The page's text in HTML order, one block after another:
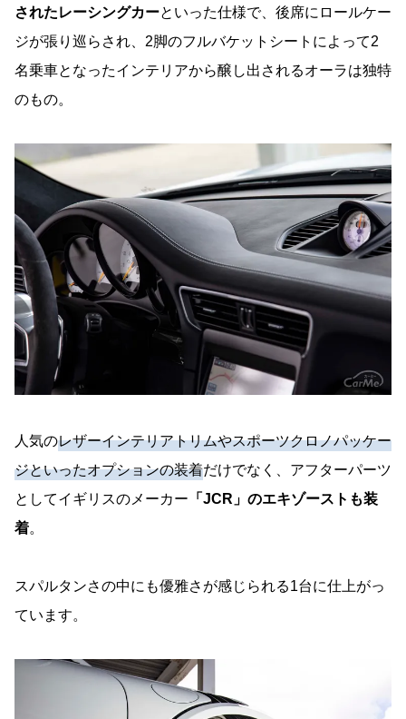
されたレーシングカーといった仕様で、後席にロールケー
ジが張り巡らされ、2脚のフルバケットシートによって2
名乗車となったインテリアから醸し出されるオーラは独特
のもの。
人気のレザーインテリアトリムやスポーツクロノパッケー
ジといったオプションの装着だけでなく、アフターパーツ
としてイギリスのメーカー 「JCR」のエキゾーストも装
着。
スパルタンさの中にも優雅さが感じられる1台に仕上がっ
ています。